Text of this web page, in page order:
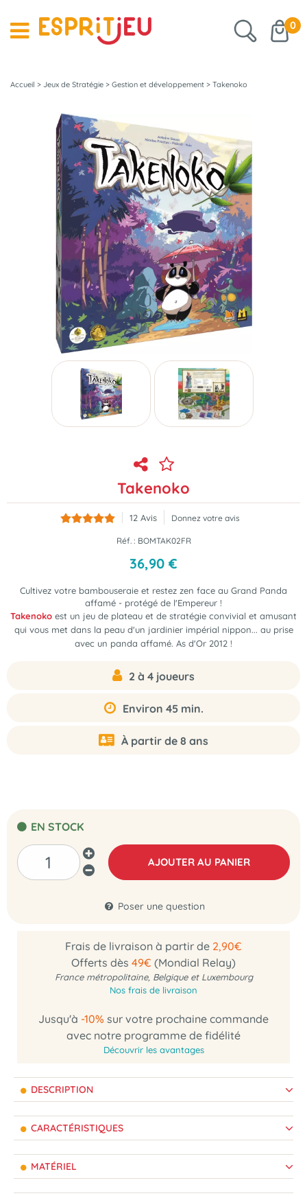
0
Accueil > Jeux de Stratégie > Gestion et développement > Takenoko
Takenoko
12 Avis Donnez votre avis
Réf. : BOMTAK02FR
36,90 €
Cultivez votre bambouseraie et restez zen face au Grand Panda
affamé - protégé de l'Empereur !
Takenoko est un jeu de plateau et de stratégie convivial et amusant
qui vous met dans la peau d'un jardinier impérial nippon... au prise
avec un panda affamé. As d'Or 2012 !
2 à 4 joueurs
Environ 45 min.
À partir de 8 ans
EN STOCK
AJOUTER AU PANIER
Poser une question
Frais de livraison à partir de 2,90€
Offerts dès 49€ (Mondial Relay)
France métropolitaine, Belgique et Luxembourg
Nos frais de livraison
Jusqu'à -10% sur votre prochaine commande
avec notre programme de fidélité
Découvrir les avantages
DESCRIPTION
CARACTÉRISTIQUES
MATÉRIEL